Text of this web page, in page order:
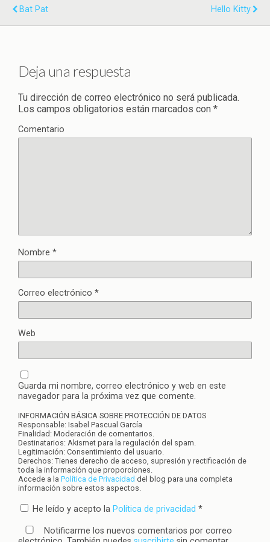
Bat Pat
Hello Kitty
Deja una respuesta
Tu dirección de correo electrónico no será publicada.
Los campos obligatorios están marcados con *
Comentario
Nombre *
Correo electrónico *
Web
Guarda mi nombre, correo electrónico y web en este
navegador para la próxima vez que comente.
INFORMACIÓN BÁSICA SOBRE PROTECCIÓN DE DATOS
Responsable: Isabel Pascual García
Finalidad: Moderación de comentarios.
Destinatarios: Akismet para la regulación del spam.
Legitimación: Consentimiento del usuario.
Derechos: Tienes derecho de acceso, supresión y rectificación de
toda la información que proporciones.
Accede a la Política de Privacidad del blog para una completa
información sobre estos aspectos.
He leído y acepto la Política de privacidad *
Notificarme los nuevos comentarios por correo